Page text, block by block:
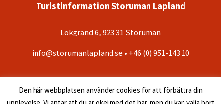
Turistinformation Storuman Lapland
Lokgränd 6, 923 31 Storuman
info@storumanlapland.se • +46 (0) 951-143 10
Den här webbplatsen använder cookies för att förbättra din